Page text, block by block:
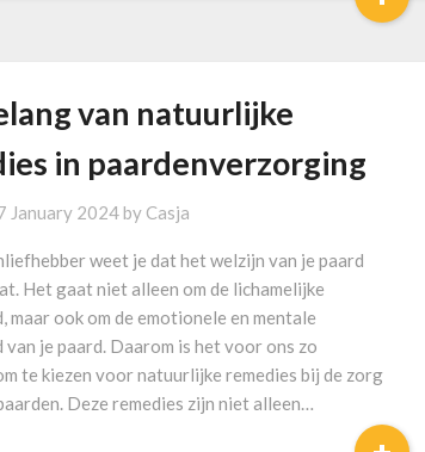
van natuurlijke
in paardenverzorging
January 2024by Casja
weet je dat het welzijn van je paard
Het gaat niet alleen om de lichamelijke
maar ook om de emotionele en mentale
van je paard. Daarom is het voor ons zo
te kiezen voor natuurlijke remedies bij de zorg
Deze remedies zijn niet alleen…